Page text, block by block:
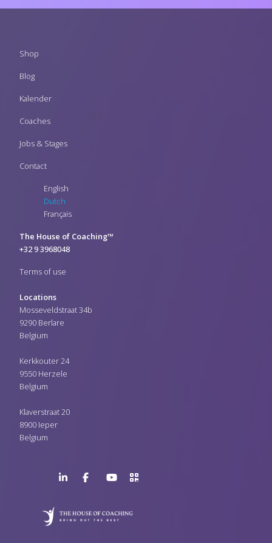
Footer
Shop
Blog
Kalender
Coaches
Jobs & Stages
Contact
English
Dutch
Français
The House of Coaching™
+32 9 3968048
Terms of use
Locations
Mosseveldstraat 34b
9290 Berlare
Belgium
Kerkkouter 24
9550 Herzele
Belgium
Klaverstraat 20
8900 Ieper
Belgium
PagePageChannel
QR